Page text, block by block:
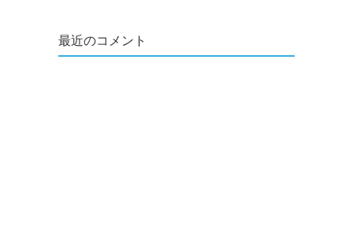
最近のコメント